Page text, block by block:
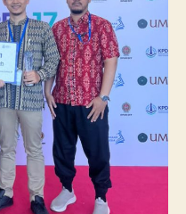
Lomba
Poster
Ilmiah
Nasional
di
KPDI
XVII